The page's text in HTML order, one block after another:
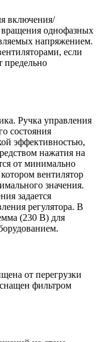
включения/
однофазных
напряжением.
если
предельно
Ручка управления
состояния
эффективностью,
нажатия на
от минимально
вентилятор
значения.
задается
регулятора. В
(230 В) для
от перегрузки
фильтром